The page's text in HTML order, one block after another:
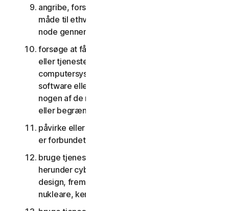
angribe, forstyrre, nægte tjenester på nogen
måde til ethvert andet netværk, computer eller
node gennem tjenesterne
forsøge at få uautoriseret adgang til software
eller tjenester eller andre brugeres konti eller
computersystemer eller netværk forbundet til
software eller tjenester eller forsøge at omgå
nogen af de måder, hvorpå vi beskytter imod
eller begrænser adgang til tjenesterne
påvirke eller forstyrre servere eller netværk, der
er forbundet til nogen tjenester
bruge tjenesterne til noget militært formål,
herunder cyberkrigsførelse, våbenudvikling,
design, fremstilling eller produktion af missiler,
nukleare, kemiske eller biologiske våben